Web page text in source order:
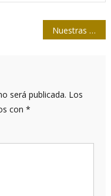
Nuestras batallas
será publicada. Los
con *